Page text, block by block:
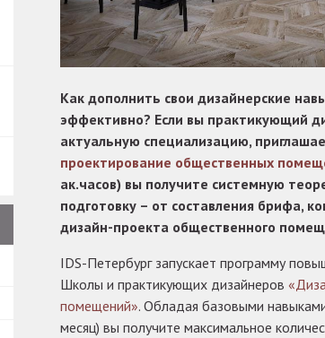
Как дополнить свои дизайнерские
эффективно? Если вы практикующий
актуальную специализацию,
проектирование общественных
ак.часов) вы получите системную
подготовку – от составления брифа,
дизайн-проекта общественного
IDS-Петербург запускает программу
Школы и практикующих дизайнеров
помещений». Обладая базовыми
месяц) вы получите максимальное